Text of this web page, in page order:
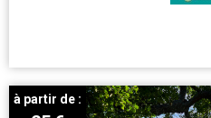
à partir de :